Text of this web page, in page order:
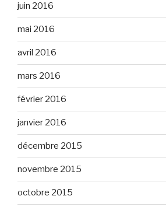
juin 2016
mai 2016
avril 2016
mars 2016
février 2016
janvier 2016
décembre 2015
novembre 2015
octobre 2015